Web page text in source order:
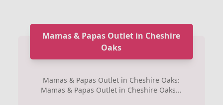
Mamas & Papas Outlet in Cheshire
Oaks
Mamas & Papas Outlet in Cheshire Oaks:
Mamas & Papas Outlet in Cheshire Oaks...